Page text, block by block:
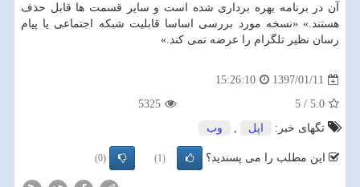
آن در برنامه بهره برداری شده است و سایر قسمت ها قابل حذف
هستند.» «نسخه مورد بررسی اساسا قابلیت شبكه اجتماعی یا پیام
رسان نظیر تلگرام را عرضه نمی كند.»
1397/01/11
15:26:10
5.0
/
5
5325
تگهای خبر:
اپل , وب
این مطلب را می پسندید؟ (1)
(0)